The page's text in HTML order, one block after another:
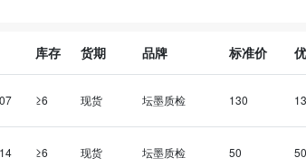
库存 货期 品牌 标准价
≥6 现货 坛墨质检 130
≥6 现货 坛墨质检 50 50